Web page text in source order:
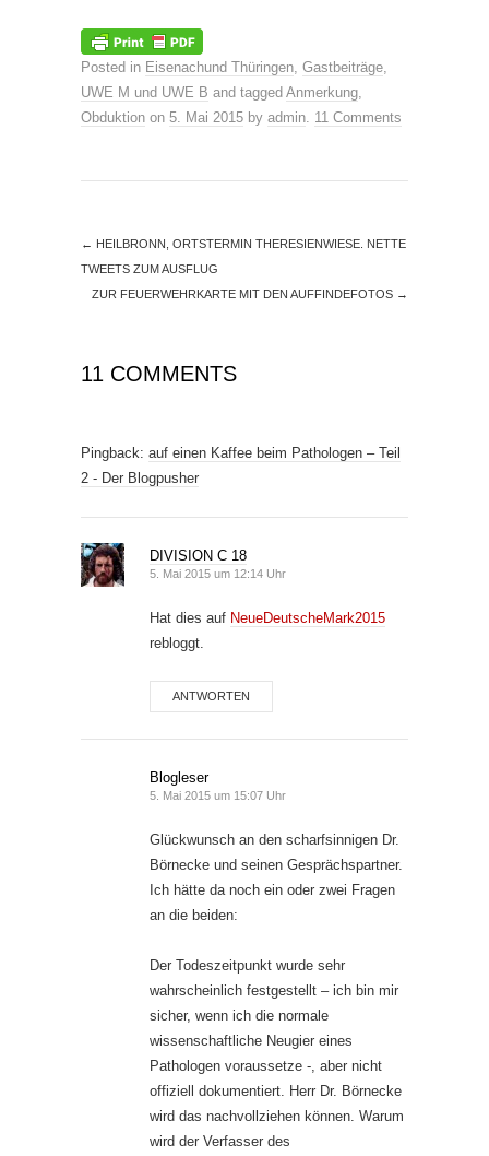
Posted in Eisenachund Thüringen Gastbeiträge
UWE M und UWE B and tagged Anmerkung
Obduktion on 5. Mai 2015 by admin 11 Comments
← HEILBRONN, ORTSTERMIN THERESIENWIESE. NETTE
TWEETS ZUM AUSFLUG
ZUR FEUERWEHRKARTE MIT DEN AUFFINDEFOTOS →
11 COMMENTS
Pingback: auf einen Kaffee beim Pathologen – Teil
2 - Der Blogpusher
DIVISION C 18
5. Mai 2015 um 12:14 Uhr
Hat dies auf NeueDeutscheMark2015
rebloggt.
ANTWORTEN
Blogleser
5. Mai 2015 um 15:07 Uhr
Glückwunsch an den scharfsinnigen Dr.
Börnecke und seinen Gesprächspartner.
Ich hätte da noch ein oder zwei Fragen
an die beiden:
Der Todeszeitpunkt wurde sehr
wahrscheinlich festgestellt – ich bin mir
sicher, wenn ich die normale
wissenschaftliche Neugier eines
Pathologen voraussetze -, aber nicht
offiziell dokumentiert. Herr Dr. Börnecke
wird das nachvollziehen können. Warum
wird der Verfasser des